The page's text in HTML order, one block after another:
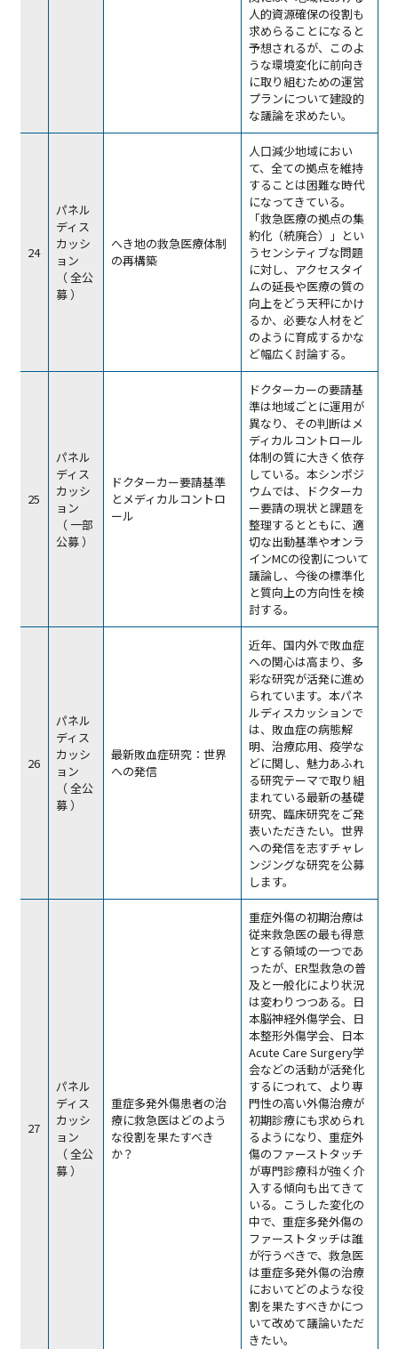
人的資源確保の役割も
求めらることになると
予想されるが、このよ
うな環境変化に前向き
に取り組むための運営
プランについて建設的
な議論を求めたい。
24
パネル
ディス
カッシ
ョン
（ 全公
募 ）
へき地の救急医療体制
の再構築
人口減少地域におい
て、全ての拠点を維持
することは困難な時代
になってきている。
「救急医療の拠点の集
約化（統廃合）」とい
うセンシティブな問題
に対し、アクセスタイ
ムの延長や医療の質の
向上をどう天秤にかけ
るか、必要な人材をど
のように育成するかな
ど幅広く討論する。
25
パネル
ディス
カッシ
ョン
（ 一部
公募 ）
ドクターカー要請基準
とメディカルコントロ
ール
ドクターカーの要請基
準は地域ごとに運用が
異なり、その判断はメ
ディカルコントロール
体制の質に大きく依存
している。本シンポジ
ウムでは、ドクターカ
ー要請の現状と課題を
整理するとともに、適
切な出動基準やオンラ
インMCの役割について
議論し、今後の標準化
と質向上の方向性を検
討する。
26
パネル
ディス
カッシ
ョン
（ 全公
募 ）
最新敗血症研究：世界
への発信
近年、国内外で敗血症
への関心は高まり、多
彩な研究が活発に進め
られています。本パネ
ルディスカッションで
は、敗血症の病態解
明、治療応用、疫学な
どに関し、魅力あふれ
る研究テーマで取り組
まれている最新の基礎
研究、臨床研究をご発
表いただきたい。世界
への発信を志すチャレ
ンジングな研究を公募
します。
27
パネル
ディス
カッシ
ョン
（ 全公
募 ）
重症多発外傷患者の治
療に救急医はどのよう
な役割を果たすべき
か？
重症外傷の初期治療は
従来救急医の最も得意
とする領域の一つであ
ったが、ER型救急の普
及と一般化により状況
は変わりつつある。日
本脳神経外傷学会、日
本整形外傷学会、日本
Acute Care Surgery学
会などの活動が活発化
するにつれて、より専
門性の高い外傷治療が
初期診療にも求められ
るようになり、重症外
傷のファーストタッチ
が専門診療科が強く介
入する傾向も出てきて
いる。こうした変化の
中で、重症多発外傷の
ファーストタッチは誰
が行うべきで、救急医
は重症多発外傷の治療
においてどのような役
割を果たすべきかにつ
いて改めて議論いただ
きたい。